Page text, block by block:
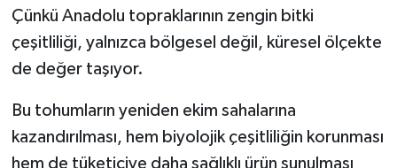
Çünkü Anadolu topraklarının zengin bitki
çeşitliliği, yalnızca bölgesel değil, küresel ölçekte
de değer taşıyor.
Bu tohumların yeniden ekim sahalarına
kazandırılması, hem biyolojik çeşitliliğin korunması
hem de tüketiciye daha sağlıklı ürün sunulması